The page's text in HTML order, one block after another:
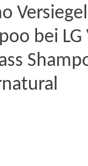
bei